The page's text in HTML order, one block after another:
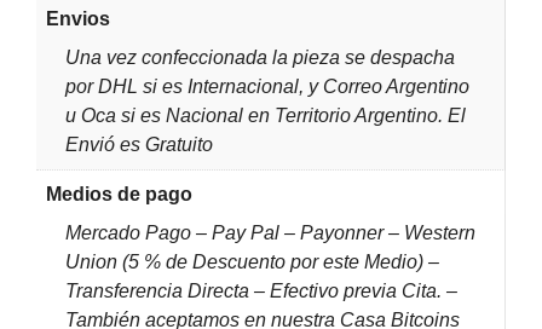
Envios
Una vez confeccionada la pieza se despacha
por DHL si es Internacional, y Correo Argentino
u Oca si es Nacional en Territorio Argentino. El
Envió es Gratuito
Medios de pago
Mercado Pago – Pay Pal – Payonner – Western
Union (5 % de Descuento por este Medio) –
Transferencia Directa – Efectivo previa Cita. –
También aceptamos en nuestra Casa Bitcoins